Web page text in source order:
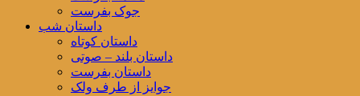
جوک بفرست
داستان شب
داستان کوتاه
داستان بلند – صوتی
داستان بفرست
جوایز از طرف ولک